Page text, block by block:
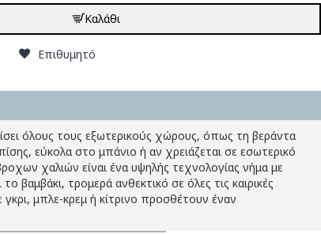
Καλάθι
Επιθυμητό
όλους τους εξωτερικούς χώρους, όπως τη βεράντα
εύκολα στο μπάνιο ή αν χρειάζεται σε εσωτερικό
χαλιών είναι ένα υψηλής τεχνολογίας νήμα με
βαμβάκι, τρομερά ανθεκτικό σε όλες τις καιρικές
μπλε-κρεμ ή κίτρινο προσθέτουν έναν